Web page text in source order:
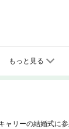
もっと見る
ャリーの結婚式に